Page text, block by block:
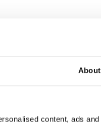
About
content, ads and